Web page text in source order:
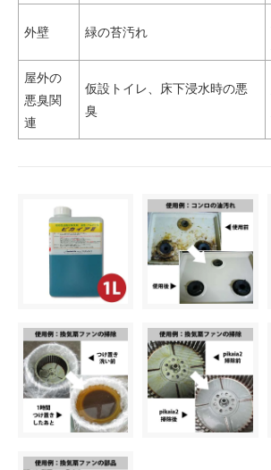
外壁 緑の苔汚れ
屋外の
悪臭関
連
仮設トイレ、床下浸水時の悪
臭